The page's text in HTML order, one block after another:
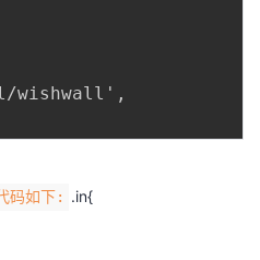
wishwall',
码如下:
.in{